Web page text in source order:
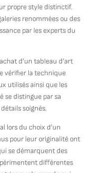
propre style distinctif.
renommées ou des
par les experts du
d’un tableau d’art
vérifier la technique
utilisés ainsi que les
se distingue par sa
soignés.
lors du choix d’un
pour leur originalité ont
se démarquent des
différentes